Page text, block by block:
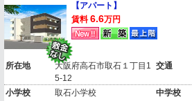
【アパート】
賃料 6.6万円
所在地
大阪府高石市取石１丁目1
5-12
交通
小学校 取石小学校 中学校